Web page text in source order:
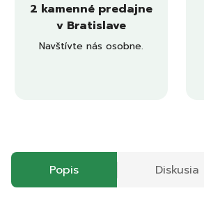
2 kamenné predajne
v Bratislave
Navštívte nás osobne.
Popis Diskusia